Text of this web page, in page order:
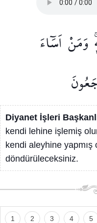
وَمَنْاَسَٓاءَ
Diyanet İşleri
kendi lehine işlemiş
kendi aleyhine
döndürüleceksiniz.
1 2 3 4 5